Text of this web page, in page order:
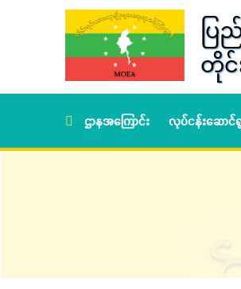
ပြ
တိုင်
ဌာနအကြောင်း လုပ်ငန်းဆောင်ရွ